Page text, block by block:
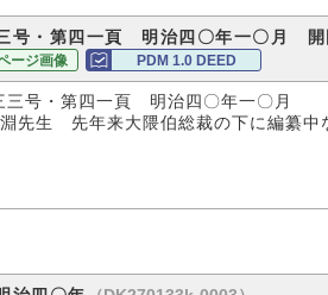
号・第四一頁 明治四〇年一〇月 開
ージ画像 PDM 1.0 DEED
号・第四一頁 明治四〇年一〇月
先生 先年来大隈伯総裁の下に編纂中